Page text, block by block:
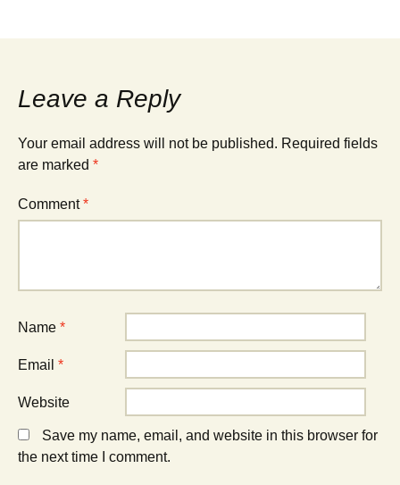
Leave a Reply
Your email address will not be published. Required fields
are marked *
Comment*
Name *
Email *
Website
Save my name, email, and website in this browser for
the next time I comment.